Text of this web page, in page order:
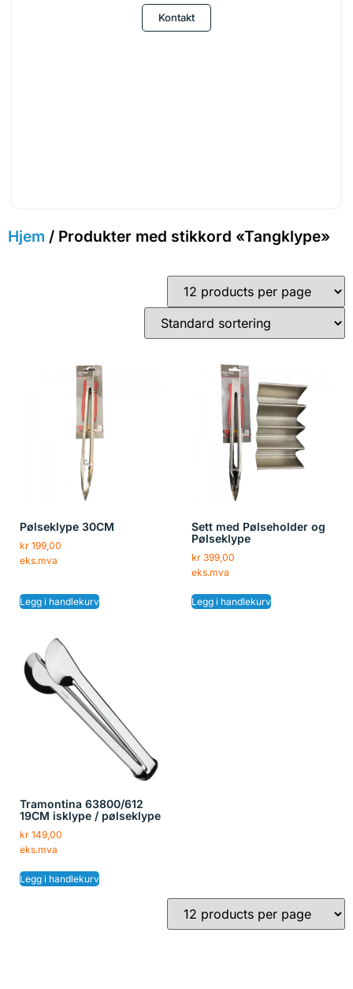
Kontakt
Hjem / Produkter med stikkord «Tangklype»
Pølseklype 30CM
kr 199,00
eks.mva
Legg i handlekurv
Sett med Pølseholder og
Pølseklype
kr399,00
eks.mva
Legg i handlekurv
Tramontina 63800/612
19CM isklype / pølseklype
kr 149,00
eks.mva
Legg i handlekurv